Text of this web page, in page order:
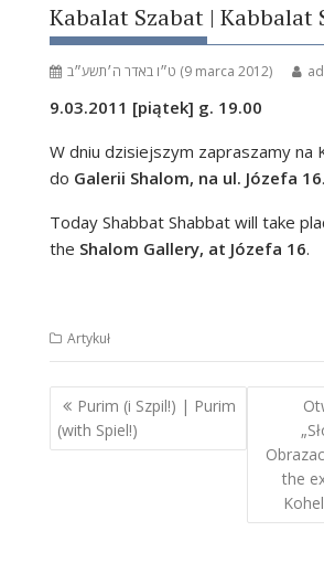
Kabalat Szabat | Kabbalat
ט״ו באדר ה׳תשע״ב (9 marca 2012)
9.03.2011 [piątek] g. 19.00
W dniu dzisiejszym zapraszamy na
do Galerii Shalom, na ul. Józefa 16.
Today Shabbat Shabbat will take
the Shalom Gallery, at Józefa 16.
Artykuł
Nawigacja
wpisu
Purim (i Szpil!) | Purim
(with Spiel!)
the